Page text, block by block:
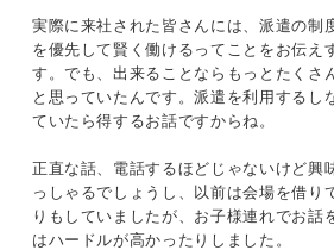
実際に来社された皆さんには、派遣の制
を優先して賢く働けるってことをお伝え
す。でも、出来ることならもっとたくさ
と思っていたんです。派遣を利用するし
ていたら得するお話ですからね。
正直な話、電話するほどじゃないけど興
っしゃるでしょうし、以前は会場を借り
りもしていましたが、お子様連れでお話
はハードルが高かったりしました。